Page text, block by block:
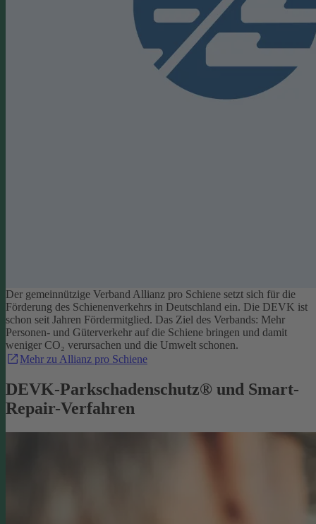
Der gemeinnützige Verband Allianz pro Schiene setzt sich für die
Förderung des Schienenverkehrs in Deutschland ein. Die DEVK ist
schon seit Jahren Fördermitglied. Das Ziel des Verbands: Mehr
Personen- und Güterverkehr auf die Schiene bringen und damit
weniger CO₂ verursachen und die Umwelt schonen.
Mehr zu Allianz pro Schiene
DEVK-Parkschadenschutz® und Smart-
Repair-Verfahren